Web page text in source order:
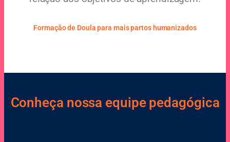
Formação de Doula para mais partos humanizados
Conheça nossa equipe pedagógica